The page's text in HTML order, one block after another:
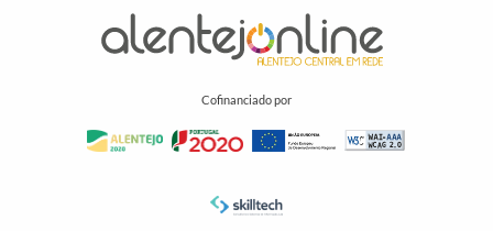
Cofinanciado por